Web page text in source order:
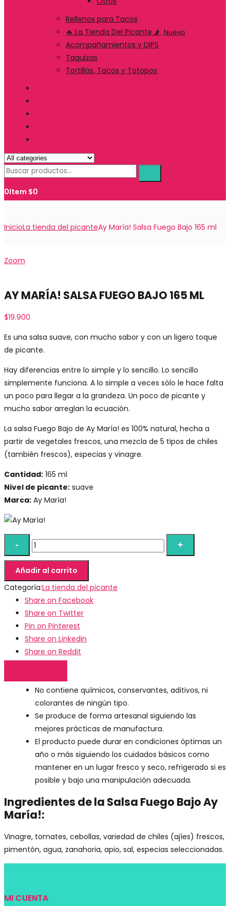
Rellenos para Tacos
🔥 La Tienda Del Picante 🌶️ Nuevo
Acompañamientos y DIPS
Taquizas
Tortillas, Tacos y Totopos
0Item $0
InicioLa tienda del picanteAy María! Salsa Fuego Bajo 165 ml
Zoom
AY MARÍA! SALSA FUEGO BAJO 165 ML
$19.900
Es una salsa suave, con mucho sabor y con un ligero toque
de picante.
Hay diferencias entre lo simple y lo sencillo. Lo sencillo
simplemente funciona. A lo simple a veces sólo le hace falta
un poco para llegar a la grandeza. Un poco de picante y
mucho sabor arreglan la ecuación.
La salsa Fuego Bajo de Ay María! es 100% natural, hecha a
partir de vegetales frescos, una mezcla de 5 tipos de chiles
(también frescos), especias y vinagre.
Cantidad: 165 ml
Nivel de picante: suave
Marca: Ay María!
Añadir al carrito
Categoría:La tienda del picante
Share on Facebook
Share on Twitter
Pin on Pinterest
Share on Linkedin
Share on Reddit
No contiene químicos, conservantes, aditivos, ni
colorantes de ningún tipo.
Se produce de forma artesanal siguiendo las
mejores prácticas de manufactura.
El producto puede durar en condiciones óptimas un
año o más siguiendo los cuidados básicos como
mantener en un lugar fresco y seco, refrigerado si es
posible y bajo una manipulación adecuada.
Ingredientes de la Salsa Fuego Bajo Ay
María!:
Vinagre, tomates, cebollas, variedad de chiles (ajíes) frescos,
pimentón, agua, zanahoria, apio, sal, especias seleccionadas.
MI CUENTA